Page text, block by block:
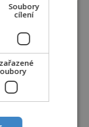
Soubory
cílení